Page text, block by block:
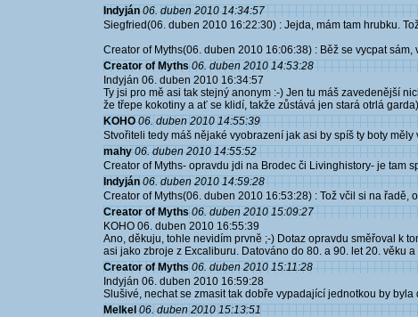
Indyján 06. duben 2010 14:34:57
Siegfried(06. duben 2010 16:22:30) : Jejda, mám tam hrubku.
Creator of Myths(06. duben 2010 16:06:38) : Běž se vycpat sám,
Creator of Myths 06. duben 2010 14:53:28
Indyján 06. duben 2010 16:34:57
Ty jsi pro mě asi tak stejný anonym :-) Jen tu máš zavedenější
že třepe kokotiny a ať se klidí, takže zůstává jen stará otrlá
KOHO 06. duben 2010 14:55:39
Stvořiteli tedy máš nějaké vyobrazení jak asi by spíš ty boty
mahy 06. duben 2010 14:55:52
Creator of Myths- opravdu jdi na Brodec či Livinghistory- je tam
Indyján 06. duben 2010 14:59:28
Creator of Myths(06. duben 2010 16:53:28) : Tož včil si na řadě,
Creator of Myths 06. duben 2010 15:09:27
KOHO 06. duben 2010 16:55:39
Ano, děkuju, tohle nevidím prvně ;-) Dotaz opravdu směřoval k
asi jako zbroje z Excaliburu. Datováno do 80. a 90. let 20. věku a
Creator of Myths 06. duben 2010 15:11:28
Indyján 06. duben 2010 16:59:28
Slušivé, nechat se zmasit tak dobře vypadající jednotkou by
Melkel 06. duben 2010 15:13:51